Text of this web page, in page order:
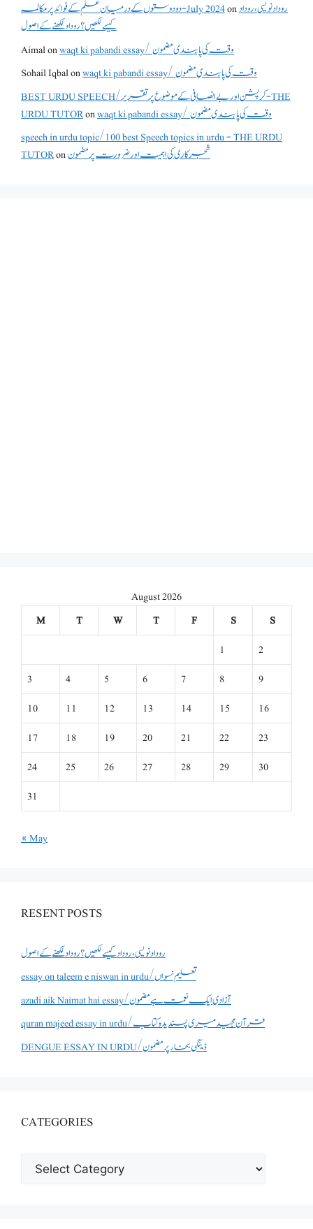
دو دوستوں کے درمیان علم کے فوائد پر مکالمہ - July 2024onروداد نویسی ،روداد
کیسے لکھیں؟ روداد لکھنے کے اصول
Aimalon
waqt ki pabandi essay/ وقت کی پابندی مضمون
Sohail Iqbalon
waqt ki pabandi essay/ وقت کی پابندی مضمون
BEST URDU SPEECH/کرپشن اور بے انصافی کے موضوع پر تقریر - THE
URDU TUTORon
waqt ki pabandi essay/ وقت کی پابندی مضمون
speech in urdu topic/100 best Speech topics in urdu - THE URDU
TUTORonشجرکاری کی اہمیت اور ضرورت پر مضمون
August 2026
M
T W T F S
S
1
2
3
4 5 6 7 8
9
10
11 12 13 14 15
16
17
18 19 20 21 22
23
24
25 26 27 28 29
30
31
« May
RESENT POSTS
روداد نویسی ،روداد کیسے لکھیں؟ روداد لکھنے کے اصول
essay on taleem e niswan in urdu/تعلیم نسواں
azadi aik Naimat hai essay/آزادی ایک نعمت ہے مضمون
quran majeed essay in urdu/قرآن مجید میری پسندیدہ کتاب
DENGUE ESSAY IN URDU/ڈینگی بخار پر مضمون
CATEGORIES
CATEGORIES